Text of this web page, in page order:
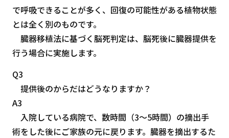
で呼吸できることが多く、回復の可能性がある植物状態
とは全く別のものです。
臓器移植法に基づく脳死判定は、脳死後に臓器提供を
行う場合に実施します。
Q3
提供後のからだはどうなりますか？
A3
入院している病院で、数時間（3～5時間）の摘出手
術をした後にご家族の元に戻ります。臓器を摘出するた